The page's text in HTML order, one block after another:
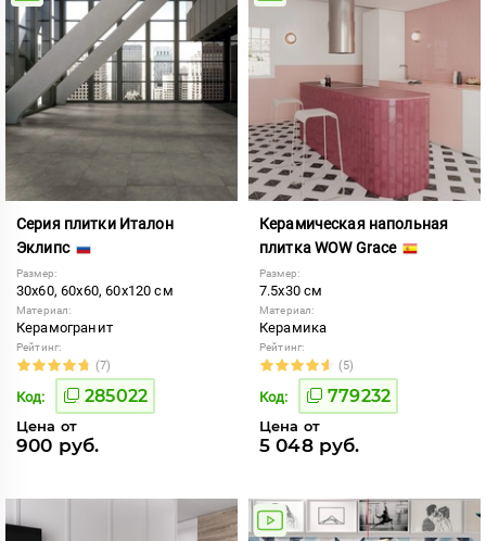
Серия плитки Италон
Эклипс
Размер:
30x60, 60x60, 60x120 см
Материал:
Керамогранит
Рейтинг:
(7)
Код: 285022
Цена от
900 руб.
Керамическая напольная
плитка WOW Grace
Размер:
7.5x30 см
Материал:
Керамика
Рейтинг:
(5)
Код: 779232
Цена от
5 048 руб.